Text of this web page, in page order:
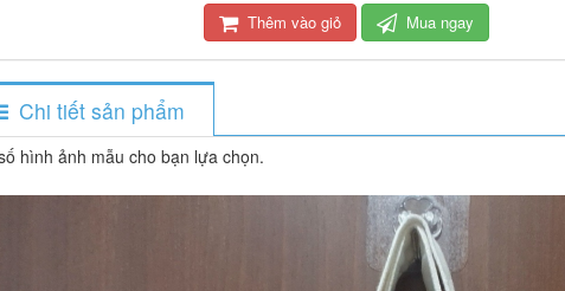
Thêm vào giỏ Mua ngay
Chi tiết sản phẩm
hình ảnh mẫu cho bạn lựa chọn.